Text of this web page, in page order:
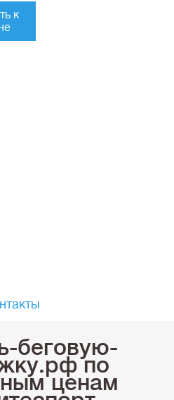
к
беговую-
по
ценам